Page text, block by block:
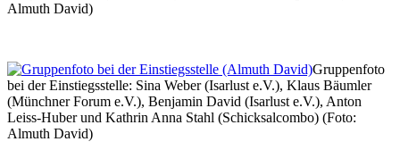
Almuth David)
Gruppenfoto
bei der Einstiegsstelle: Sina Weber (Isarlust e.V.), Klaus Bäumler
(Münchner Forum e.V.), Benjamin David (Isarlust e.V.), Anton
Leiss-Huber und Kathrin Anna Stahl (Schicksalcombo) (Foto:
Almuth David)